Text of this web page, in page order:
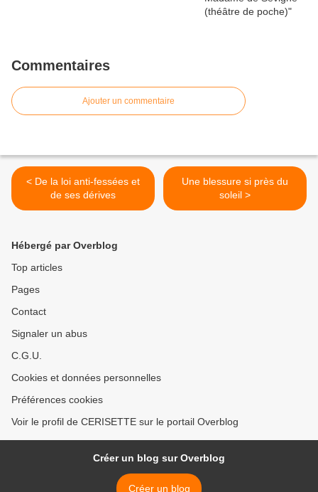
Commentaires
Ajouter un commentaire
< De la loi anti-fessées et
de ses dérives
Une blessure si près du
soleil >
Hébergé par Overblog
Top articles
Pages
Contact
Signaler un abus
C.G.U.
Cookies et données personnelles
Préférences cookies
Voir le profil de CERISETTE sur le portail Overblog
Créer un blog sur Overblog
Créer un blog